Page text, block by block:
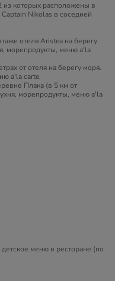
из которых расположены в
Nikolas в соседней
отеля Aristea на берегу
морепродукты, меню a'la
от отеля на берегу моря.
a'la carte.
Плака (в 5 км от
морепродукты, меню a'la
детское меню в ресторане (по